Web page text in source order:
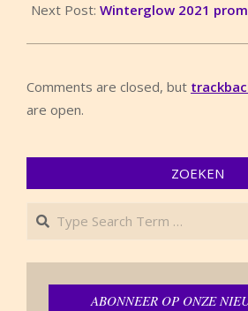
20
Next Post: Winterglow 2021
Comments are closed, but
are open.
ZOEKEN
Search
ABONNEER OP ONZE